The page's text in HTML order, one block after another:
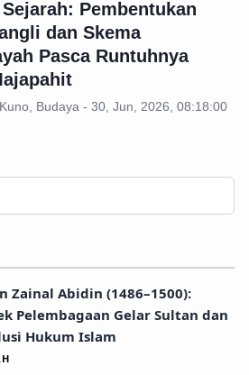
Pembentukan
dan Skema
Pasca Runtuhnya
Budaya - 30, Jun, 2026, 08:18:00
Zainal Abidin (1486–1500):
Pelembagaan Gelar Sultan dan
Hukum Islam